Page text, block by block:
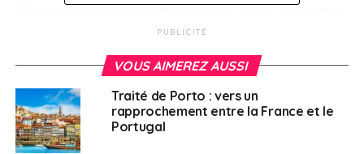
de photographes français et américains
Découvrez le programme de « France Alumini
Day » !
Français à l'étranger
PUBLICITÉ
VOUS AIMEREZ AUSSI
Traité de Porto : vers un
rapprochement entre la France et le
Portugal